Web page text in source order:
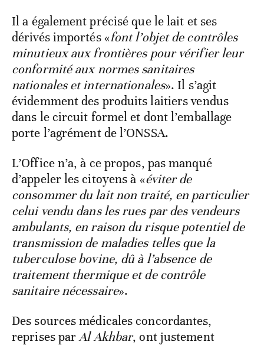
Il a également précisé que le lait et ses
dérivés importés «font l’objet de contrôles
minutieux aux frontières pour vérifier leur
conformité aux normes sanitaires
nationales et internationales». Il s’agit
évidemment des produits laitiers vendus
dans le circuit formel et dont l’emballage
porte l’agrément de l’ONSSA.
L’Office n’a, à ce propos, pas manqué
d’appeler les citoyens à «éviter de
consommer du lait non traité, en particulier
celui vendu dans les rues par des vendeurs
ambulants, en raison du risque potentiel de
transmission de maladies telles que la
tuberculose bovine, dû à l’absence de
traitement thermique et de contrôle
sanitaire nécessaire».
Des sources médicales concordantes,
reprises parAl Akhbar, ont justement